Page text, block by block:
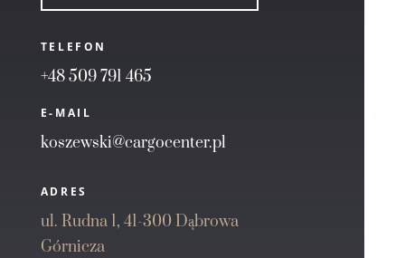
TELEFON
+48 509 791 465
E-MAIL
koszewski@cargocenter.pl
ADRES
ul. Rudna 1, 41-300 Dąbrowa
Górnicza